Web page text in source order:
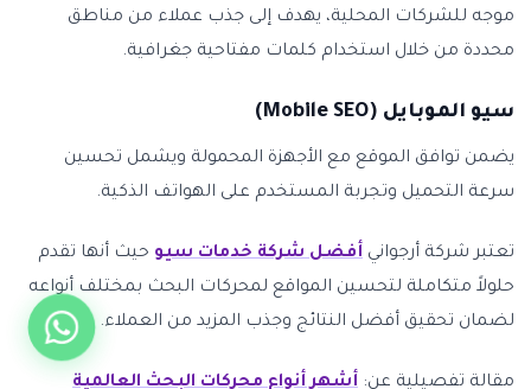
موجه للشركات المحلية، يهدف إلى جذب عملاء من مناطق
محددة من خلال استخدام كلمات مفتاحية جغرافية.
سيو الموبايل (Mobile SEO)
يضمن توافق الموقع مع الأجهزة المحمولة ويشمل تحسين
سرعة التحميل وتجربة المستخدم على الهواتف الذكية.
تعتبر شركة أرجواني أفضل شركة خدمات سيو حيث أنها تقدم
حلولاً متكاملة لتحسين المواقع لمحركات البحث بمختلف أنواعه
لضمان تحقيق أفضل النتائج وجذب المزيد من العملاء.
مقالة تفصيلية عن: أشهر أنواع محركات البحث العالمية